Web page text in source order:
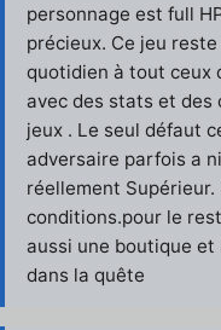
personnage est full
précieux. Ce jeu
quotidien à tout ceux
avec des stats et des
jeux . Le seul défaut
adversaire parfois a
réellement
conditions.pour le
aussi une boutique
dans la quête